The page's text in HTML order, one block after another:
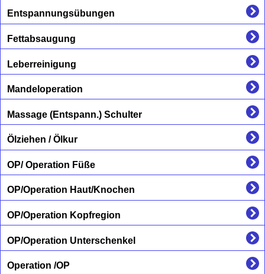
Entspannungsübungen
Fettabsaugung
Leberreinigung
Mandeloperation
Massage (Entspann.) Schulter
Ölziehen / Ölkur
OP/ Operation Füße
OP/Operation Haut/Knochen
OP/Operation Kopfregion
OP/Operation Unterschenkel
Operation /OP